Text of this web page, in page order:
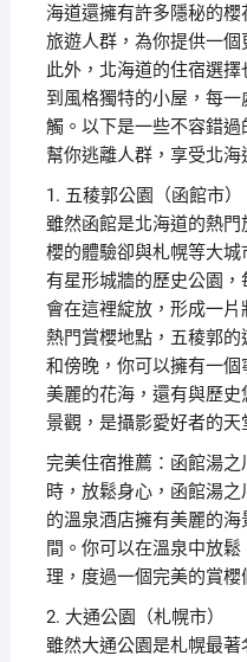
海道還擁有許多隱秘的
旅遊人群，為你提供一個
此外，北海道的住宿選
到風格獨特的小屋，每
觸。以下是一些不容錯過
幫你逃離人群，享受北海
1. 五稜郭公園（函館市）
雖然函館是北海道的熱
櫻的體驗卻與札幌等大
有星形城牆的歷史公園
會在這裡綻放，形成一
熱門賞櫻地點，五稜郭
和傍晚，你可以擁有一
美麗的花海，還有與歷
景觀，是攝影愛好者的天
完美住宿推薦：函館湯
時，放鬆身心，函館湯
的溫泉酒店擁有美麗的
間。你可以在溫泉中放
理，度過一個完美的賞櫻
2. 大通公園（札幌市）
雖然大通公園是札幌最